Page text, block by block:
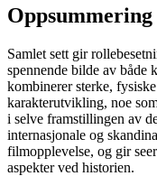
Oppsummering
Samlet sett gir
spennende bilde av både
kombinerer sterke,
karakterutvikling, noe
i selve framstillingen av
internasjonale og
filmopplevelse, og gir
aspekter ved historien.